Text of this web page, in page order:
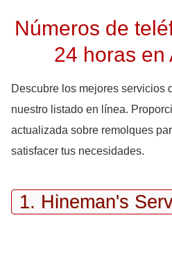
Números de
24 horas en
Descubre los mejores servicios
nuestro listado en línea.
actualizada sobre remolques
satisfacer tus necesidades.
1. Hineman's